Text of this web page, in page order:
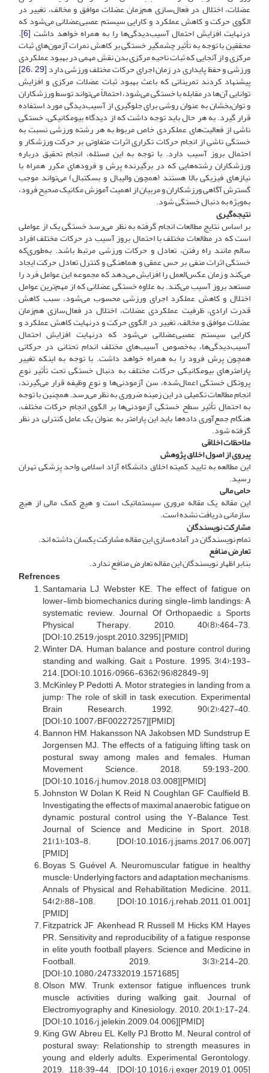
عضلات، اختلال در فعال‌سازی هم‌زمان عضلات موافق و مخالف، تغییر در
الگوی حرکت و کاهش عملکرد و کارایی سیستم عصبی‌عضلانی می‌شود که
درنهایت افزایش احتمال آسیب‌دیدگی‌ها را به همراه خواهد داشت [6
].
محققین با توجه به تأثیر چشمگیر خستگی بر کاهش نمرات آزمون‌های ثبات
مرکزی و از آنجایی که ثبات ناحیه مرکزی بدن نقش مهمی در بهبود عملکردی
ورزشی و حفظ پایداری در زمان اجرای حرکات مختلف ورزشی دارد [29،26
]
پیشنهاد کردند تمریناتی که باعث بهبود ثبات عضلات مرکزی و افزایش
توانایی آن‌ها در مقابله با خستگی می‌شود، احتمالاً می‌تواند توسط ورزشکاران
و توان‌بخشان به‌ عنوان روشی برای جلوگیری از آسیب‌دیدگی مورد استفاده
قرار گیرد. به ‌هر حال باید توجه داشت که از دیدگاه بیومکانیکی، خستگی
ناشی از فعالیت‌های عملکردی خاص مربوط به هر رشته ورزشی نسبت به
خستگی ناشی از انجام حرکات تکراری اثرات متفاوتی بر حرکت ورزشکار و
احتمال بروز آسیب دارد. با توجه به این مسئله، انجام تحقیق درباره
ورزشکاران رشته‌هایی که در برگیرنده پرش و فرودهای مکرر همراه با
نیازهای فیزیکی بالا هستند (همچون والیبال و بسکتبال) می‌تواند موجب
گسترش آگاهی ورزشکاران و مربیان از اهمیت آموزش مکانیک صحیح فرود،
به‌ویژه به دنبال خستگی شود.‌
نتیجه‌گیری
بر اساس نتایج مطالعات انجام گرفته به نظر می‌رسد خستگی یک از عواملی
است که در مطالعات مختلف با احتمال بروز آسیب در حرکات مختلف افراد
سالم مانند راه رفتن، تعادل و حرکات ورزشی مرتبط باشد. به‌طوری‌که
خستگی اثرات منفی بر حس عمقی و هماهنگی و کنترل تعادل حرکت ایجاد
می‌کند و زمان عکس‌العمل را افزایش می‌دهد که مجموعه این عوامل فرد را
مستعد بروز آسیب می‌کند. به ‌علاوه خستگی عضلانی که از مهم‌ترین عوامل
اختلال و کاهش عملکرد اجرای ورزشی محسوب می‌شود، سبب کاهش
قدرت ارادی، ظرفیت عملکردی عضلات، اختلال در فعال‌سازی هم‌زمان
عضلات موافق و مخالف، تغییر در الگوی حرکت و درنهایت کاهش عملکرد و
کارایی سیستم عصبی‌عضلانی می‌شود که درنهایت افزایش احتمال
آسیب‌دیدگی‌ها، به‌خصوص آسیب‌های مختلف اندام تحتانی در حرکاتی
همچون پرش فرود را به همراه خواهد داشت. با توجه به اینکه تغییر
پارامترهای بیومکانیکی حرکات مختلف به دنبال خستگی تحت تأثیر نوع
پروتکل خستگی اعمال‌شده، سن آزمودنی‌ها و نوع وظیفه قرار می‌گیرند،
انجام مطالعات تکمیلی در این زمینه ضروری به نظر می‌رسد. همچنین با توجه
به احتمال تأثیر سطح خستگی آزمودنی‌ها بر الگوی انجام حرکات مختلف،
هنگام جمع‌آوری داده‌ها باید این پارامتر به عنوان یک عامل کنترلی در نظر
گرفته شود.
ملاحظات اخلاقی
پیروی از اصول اخلاق پژوهش
این مطالعه به تایید کمیته اخلاق دانشگاه آزاد اسلامی واحد پزشکی تهران
رسید.
حامی مالی
این مقاله یک مقاله مروری سیستماتیک است و هیچ کمک مالی از هیچ
سازمانی دریافت نشده است.
مشارکت نویسندگان
تمام نویسندگان در آماده‌سازی این مقاله مشارکت یکسان داشته اند.
تعارض منافع
بنابر اظهار نویسندگان این مقاله تعارض منافع ندارد.
Refrences
Santamaria LJ, Webster KE. The effect of fatigue on
lower-limb biomechanics during single-limb landings: A
systematic review. Journal Of Orthopaedic & Sports
Physical Therapy. 2010; 40(8):464-73.
[DOI:10.2519/jospt.2010.3295] [PMID]
Winter DA. Human balance and posture control during
standing and walking. Gait & Posture. 1995; 3(4):193-
214. [DOI:10.1016/0966-6362(96)82849-9]
McKinley P, Pedotti A. Motor strategies in landing from a
jump: The role of skill in task execution. Experimental
Brain Research. 1992; 90(2):427-40.
[DOI:10.1007/BF00227257][PMID]
Bannon HM, Hakansson NA, Jakobsen MD, Sundstrup E,
Jorgensen MJ. The effects of a fatiguing lifting task on
postural sway among males and females. Human
Movement Science. 2018; 59:193-200.
[DOI:10.1016/j.humov.2018.03.008][PMID]
Johnston W, Dolan K, Reid N, Coughlan GF, Caulfield B.
Investigating the effects of maximal anaerobic fatigue on
dynamic postural control using the Y-Balance Test.
Journal of Science and Medicine in Sport. 2018;
21(1):103-8. [DOI:10.1016/j.jsams.2017.06.007]
[PMID]
Boyas S, Guével A. Neuromuscular fatigue in healthy
muscle: Underlying factors and adaptation mechanisms.
Annals of Physical and Rehabilitation Medicine. 2011;
54(2):88-108. [DOI:10.1016/j.rehab.2011.01.001]
[PMID]
Fitzpatrick JF, Akenhead R, Russell M, Hicks KM, Hayes
PR. Sensitivity and reproducibility of a fatigue response
in elite youth football players. Science and Medicine in
Football. 2019; 3(3):214-20.
[DOI:10.1080/247332019.1571685]
Olson MW. Trunk extensor fatigue influences trunk
muscle activities during walking gait. Journal of
Electromyography and Kinesiology. 2010; 20(1):17-24.
[DOI:10.1016/j.jelekin.2009.04.006][PMID]
King GW, Abreu EL, Kelly PJ, Brotto M. Neural control of
postural sway: Relationship to strength measures in
young and elderly adults. Experimental Gerontology.